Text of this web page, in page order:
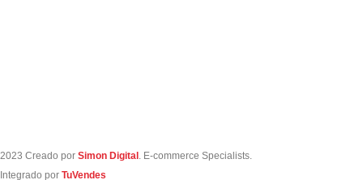
2023 Creado por Simon Digital . E-commerce Specialists.
Integrado por TuVendes